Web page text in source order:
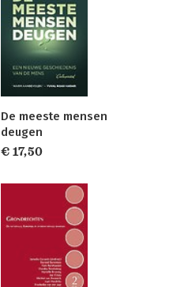
De meeste mensen
deugen
€ 17,50